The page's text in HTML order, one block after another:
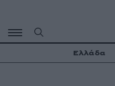
περιεχόμενο
Ελλάδα